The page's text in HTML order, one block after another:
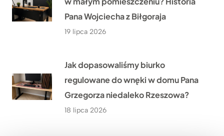
Pana Wojciecha z Biłgoraja
19 lipca 2026
Jak dopasowaliśmy biurko
regulowane do wnęki w domu Pana
Grzegorza niedaleko Rzeszowa?
18 lipca 2026